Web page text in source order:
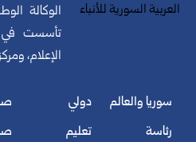
الوكالة
الإعلام،
سوريا والعالم
رئاسة
دولي
تعليم